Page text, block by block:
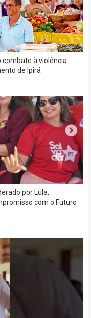
combate à violência
de Ipirá
por Lula,
com o Futuro